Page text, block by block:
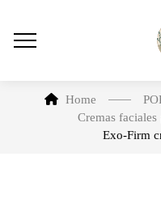
Home
Cremas
Exo-Firm